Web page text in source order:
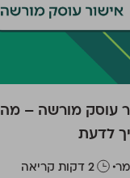
עוסק מורשה – מה
לדעת
‫2 דקות קריאה